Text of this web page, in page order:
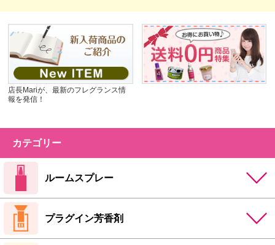
店長Mariが、最新のフレグランス情
報を発信！
カテゴリー
ルームスプレー
プラグイン芳香剤